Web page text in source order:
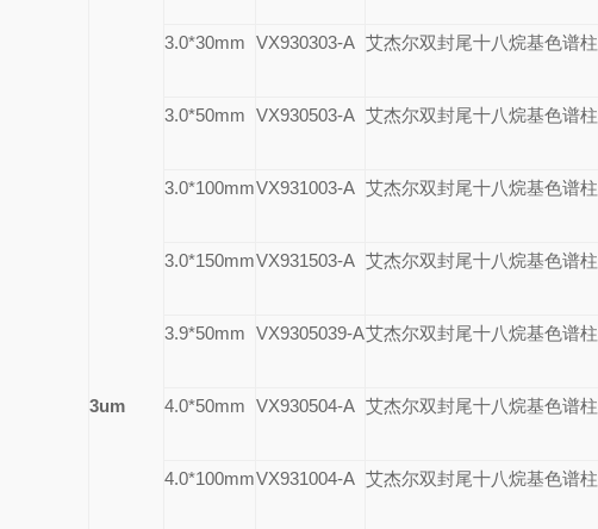
3um
3.0*30mm VX930303-A 艾杰尔双封尾十八烷基色谱柱
3.0*50mm VX930503-A 艾杰尔双封尾十八烷基色谱柱
3.0*100mmVX931003-A 艾杰尔双封尾十八烷基色谱柱
3.0*150mmVX931503-A 艾杰尔双封尾十八烷基色谱柱
3.9*50mm VX9305039-A艾杰尔双封尾十八烷基色谱柱
4.0*50mm VX930504-A 艾杰尔双封尾十八烷基色谱柱
4.0*100mmVX931004-A 艾杰尔双封尾十八烷基色谱柱